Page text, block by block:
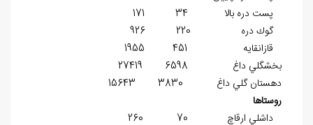
پست دره بالا 34 171
گوك دره 220 926
قازانقايه 451 1955
بخش‏گلي داغ 6598 27419
دهستان ‏گلي داغ 3830 15643
روستاها
داشلي ارقاچ 70 260